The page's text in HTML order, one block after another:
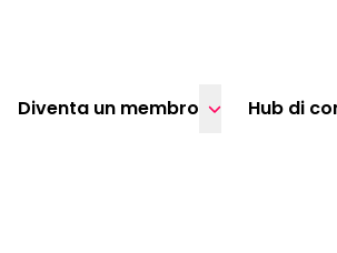
Diventa un membro Hub di